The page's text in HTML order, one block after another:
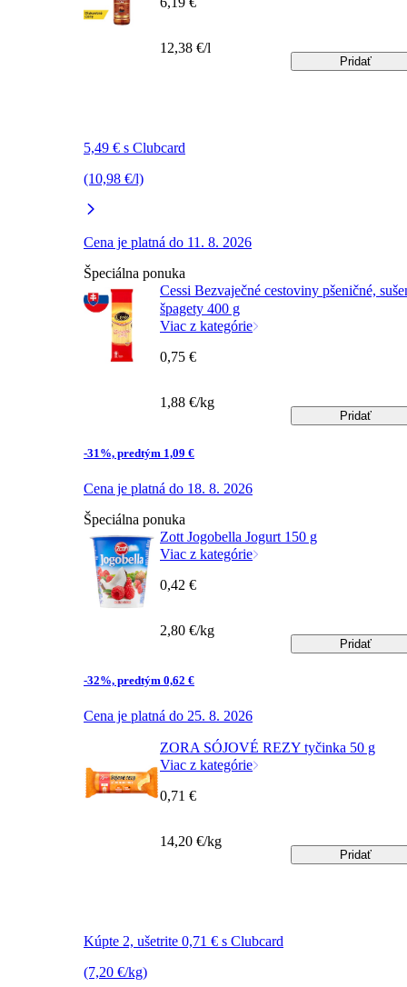
5,49 € s Clubcard
(10,98 €/l)
Cena je platná do 11. 8. 2026
12,38 €/l
Pridať
Špeciálna ponuka
Cessi Bezvaječné cestoviny pšeničné,
špagety 400 g
Viac z kategórie
-31%, predtým 1,09 €
Cena je platná do 18. 8. 2026
0,75 €
1,88 €/kg
Pridať
Špeciálna ponuka
Zott Jogobella Jogurt 150 g
Viac z kategórie
-32%, predtým 0,62 €
Cena je platná do 25. 8. 2026
0,42 €
2,80 €/kg
Pridať
ZORA SÓJOVÉ REZY tyčinka 50 g
Viac z kategórie
Kúpte 2, ušetrite 0,71 € s Clubcard
(7,20 €/kg)
0,71 €
14,20 €/kg
Pridať